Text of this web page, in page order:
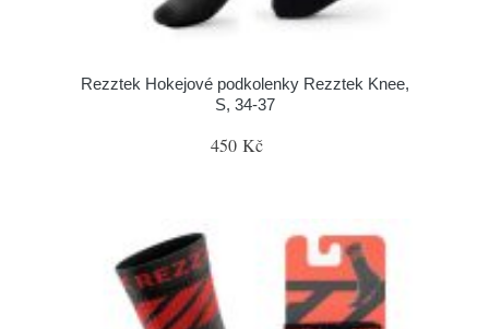
Rezztek Hokejové podkolenky Rezztek Knee,
S, 34-37
450 Kč